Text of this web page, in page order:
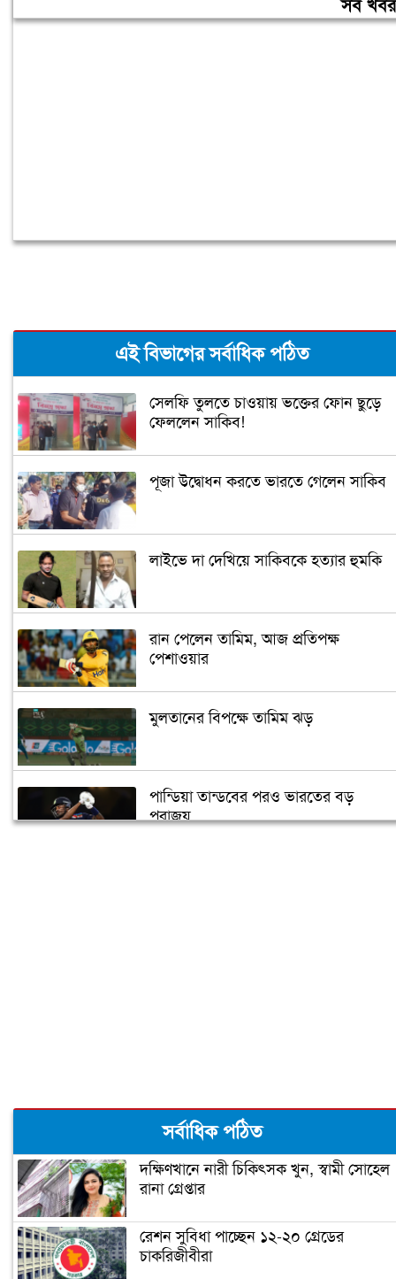
সব
এই বিভাগের সর্বাধিক পঠিত
সেলফি তুলতে চাওয়ায় ভক্তের ফোন ছুড়ে
ফেললেন সাকিব!
পূজা উদ্বোধন করতে ভারতে গেলেন সাকিব
লাইভে দা দেখিয়ে সাকিবকে হত্যার হুমকি
রান পেলেন তামিম, আজ প্রতিপক্ষ
পেশাওয়ার
মুলতানের বিপক্ষে তামিম ঝড়
পান্ডিয়া তান্ডবের পরও ভারতের বড়
পরাজয়
‘আপনি ক্রিকেটার, হিন্দুদের ধর্মগুরু নন’
মাশরাফির ক্যারিয়ার শেষ!
ফিটনেসে সাকিবের সফলতার রহস্য ফাঁস
সর্বাধিক পঠিত
দক্ষিণখানে নারী চিকিৎসক খুন, স্বামী সোহেল
রানা গ্রেপ্তার
রেশন সুবিধা পাচ্ছেন ১২-২০ গ্রেডের
চাকরিজীবীরা